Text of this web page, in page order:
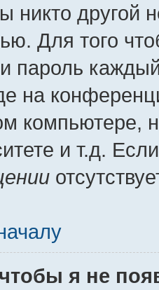
никто другой
Для того
пароль
на
компьютере,
и т.д.
я не